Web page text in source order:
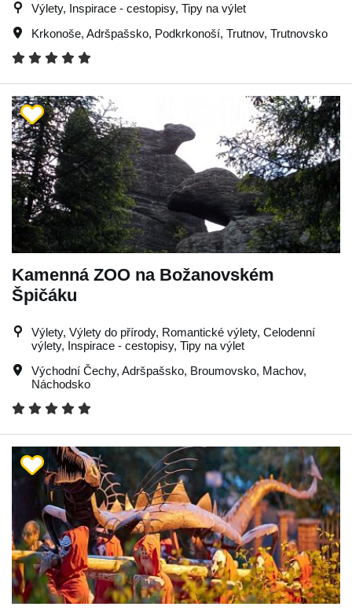
Výlety, Inspirace - cestopisy, Tipy na výlet
Krkonoše, Adršpašsko, Podkrkonoší, Trutnov, Trutnovsko
Kamenná ZOO na Božanovském
Špičáku
Výlety, Výlety do přírody, Romantické výlety, Celodenní
výlety, Inspirace - cestopisy, Tipy na výlet
Východní Čechy, Adršpašsko, Broumovsko, Machov,
Náchodsko